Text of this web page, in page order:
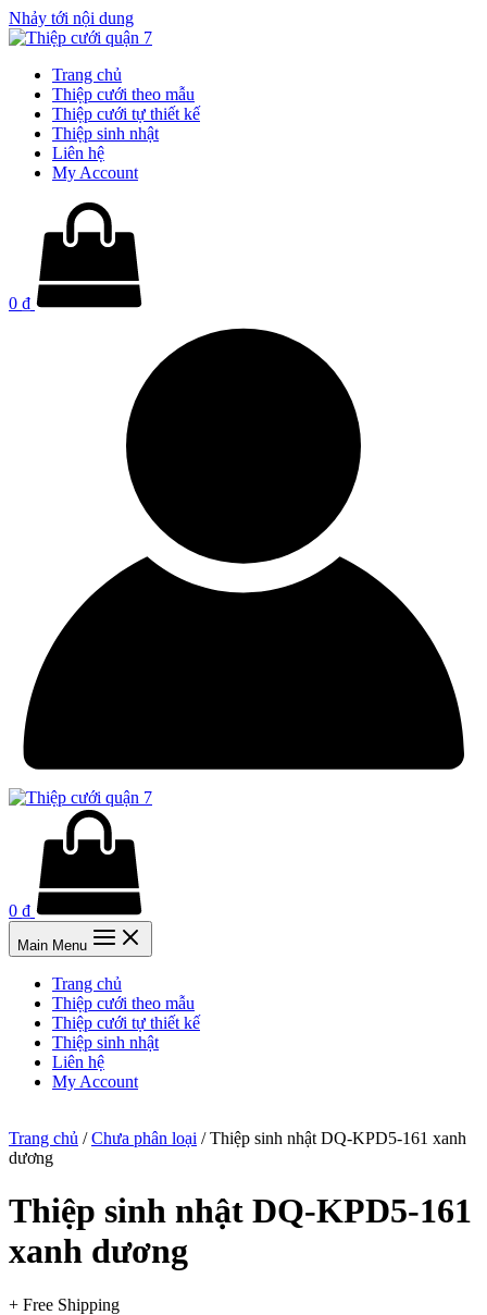
Nhảy tới nội dung
Trang chủ
Thiệp cưới theo mẫu
Thiệp cưới tự thiết kế
Thiệp sinh nhật
Liên hệ
My Account
0 ₫
0 ₫
Main Menu
Trang chủ
Thiệp cưới theo mẫu
Thiệp cưới tự thiết kế
Thiệp sinh nhật
Liên hệ
My Account
Trang chủ /Chưa phân loại / Thiệp sinh nhật DQ-KPD5-161 xanh
dương
Thiệp sinh nhật DQ-KPD5-161
xanh dương
+ Free Shipping